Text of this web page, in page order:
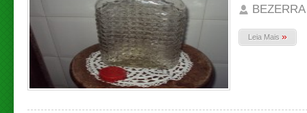
BEZERRA
Leia Mais »